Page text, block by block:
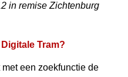
in remise Zichtenburg
Tram?
een zoekfunctie de